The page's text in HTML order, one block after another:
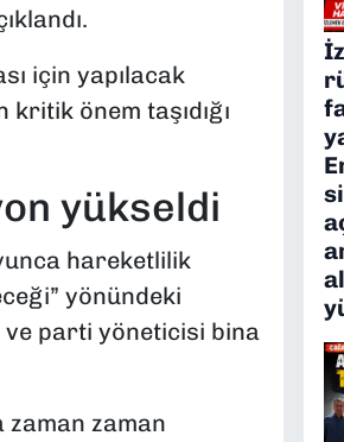
için yapılacak
önem taşıdığı
yükseldi
hareketlilik
yönündeki
ve parti yöneticisi bina
zaman zaman